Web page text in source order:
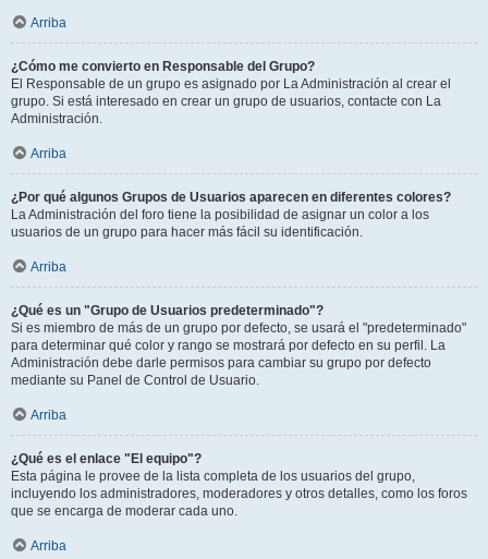
Arriba
¿Cómo me convierto en Responsable del Grupo?
El Responsable de un grupo es asignado por La Administración al crear el
grupo. Si está interesado en crear un grupo de usuarios, contacte con La
Administración.
Arriba
¿Por qué algunos Grupos de Usuarios aparecen en diferentes colores?
La Administración del foro tiene la posibilidad de asignar un color a los
usuarios de un grupo para hacer más fácil su identificación.
Arriba
¿Qué es un "Grupo de Usuarios predeterminado"?
Si es miembro de más de un grupo por defecto, se usará el "predeterminado"
para determinar qué color y rango se mostrará por defecto en su perfil. La
Administración debe darle permisos para cambiar su grupo por defecto
mediante su Panel de Control de Usuario.
Arriba
¿Qué es el enlace "El equipo"?
Esta página le provee de la lista completa de los usuarios del grupo,
incluyendo los administradores, moderadores y otros detalles, como los foros
que se encarga de moderar cada uno.
Arriba